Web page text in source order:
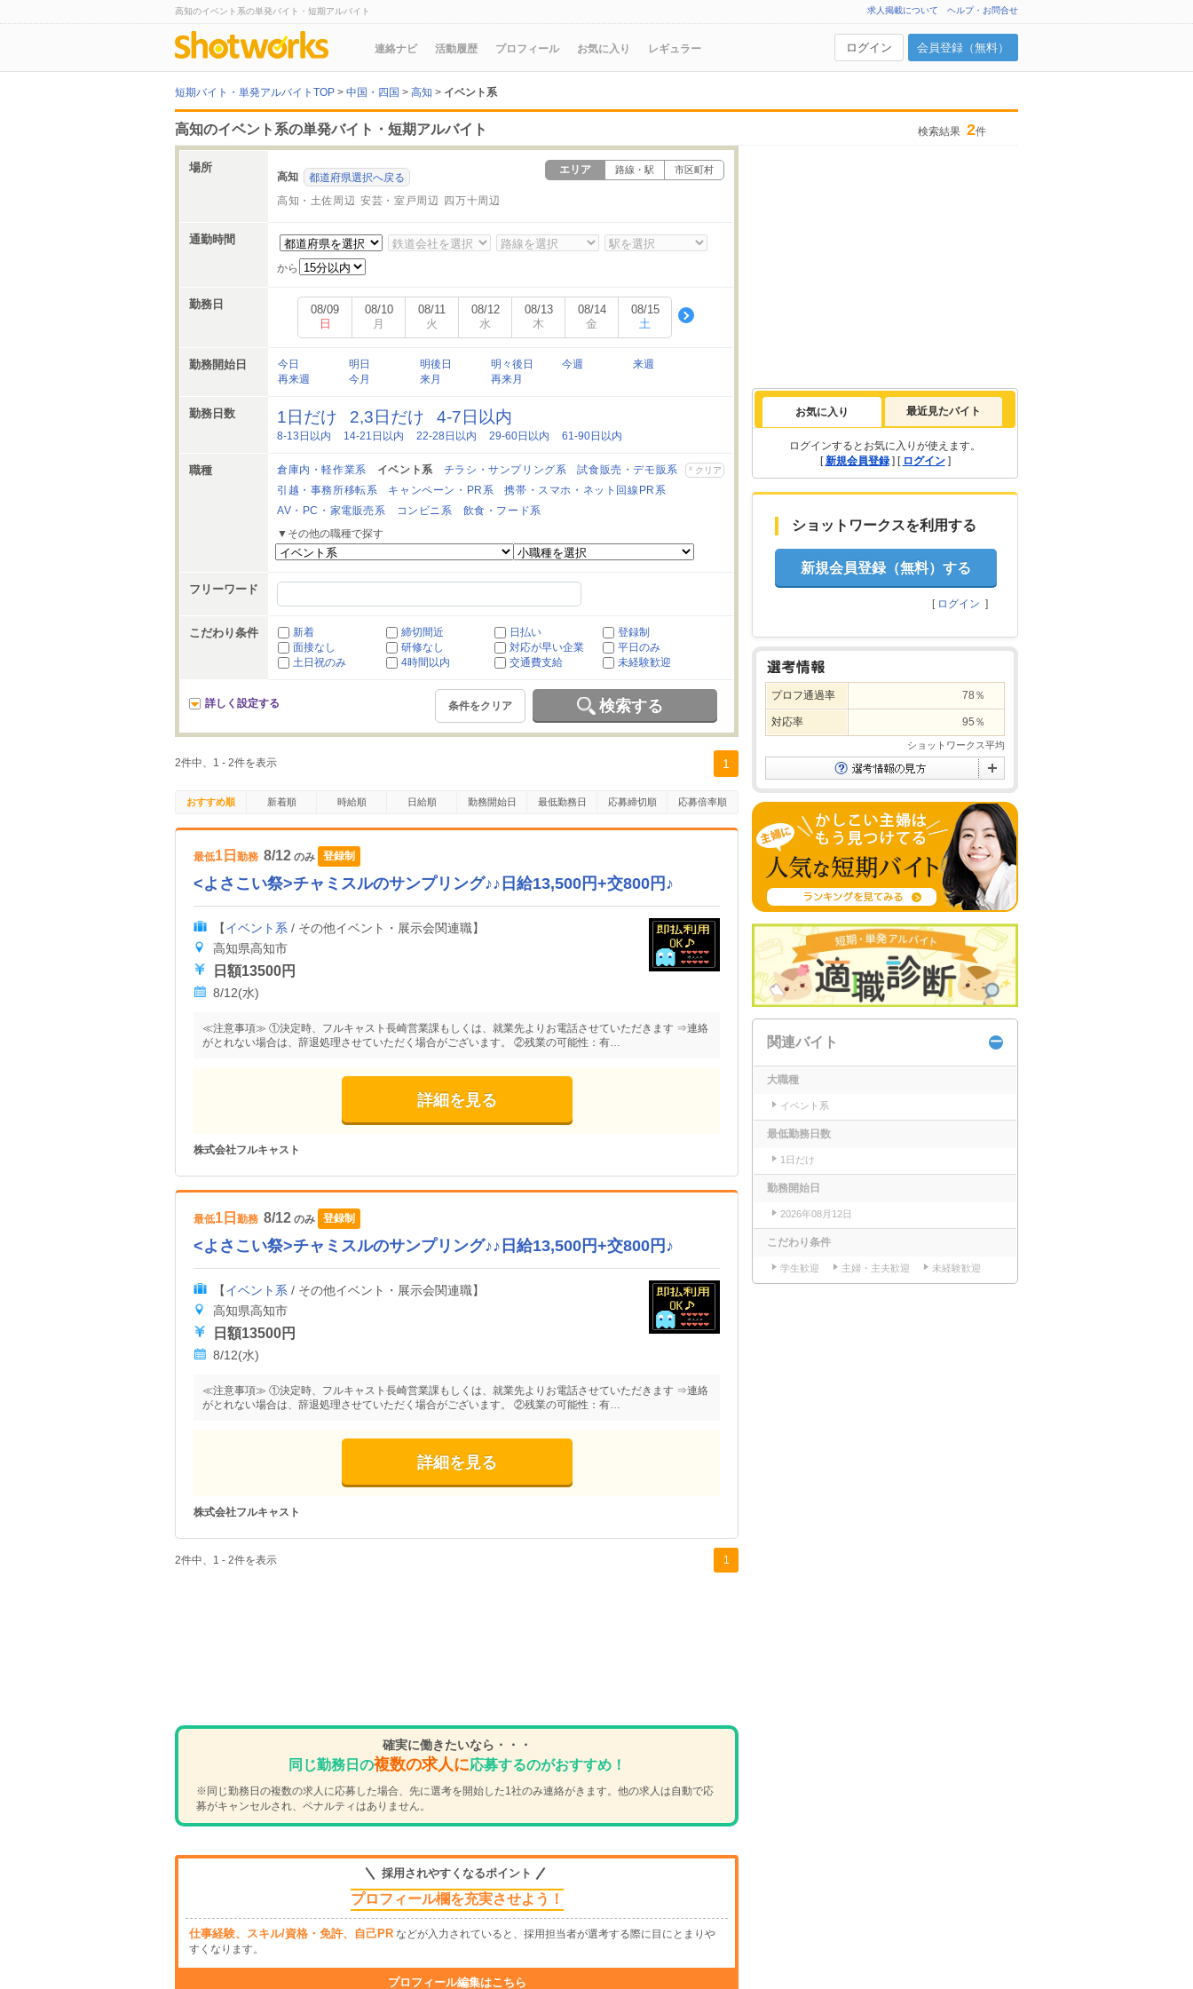
高知のイベント系の単発バイト・短期アルバイト 求人掲載について ヘルプ・お問合せ
連絡ナビ 活動履歴 プロフィール お気に入り レギュラー ログイン 会員登録（無料）
短期バイト・単発アルバイトTOP > 中国・四国 > 高知 > イベント系
高知のイベント系の単発バイト・短期アルバイト 検索結果 2件
場所 エリア 路線・駅 市区町村
高知
都道府県選択へ戻る
高知・土佐周辺 安芸・室戸周辺 四万十周辺
通勤時間
から
勤務日
08/09
日
08/10
月
08/11
火
08/12
水
08/13
木
08/14
金
08/15
土
勤務開始日 今日 明日 明後日 明々後日 今週
来週
再来週
今月 来月 再来月
勤務日数 1日だけ 2,3日だけ 4-7日以内
8-13日以内 14-21日以内 22-28日以内 29-60日以内 61-90日以内
職種 倉庫内・軽作業系 イベント系 チラシ・サンプリング系
試食販売・デモ販系
引越・事務所移転系
キャンペーン・PR系
携帯・スマホ・ネット回線PR系
AV・PC・家電販売系
コンビニ系
飲食・フード系
▼その他の職種で探す
クリア
フリーワード
こだわり条件 新着 締切間近 日払い
登録制
面接なし
研修なし 対応が早い企業
平日のみ
土日祝のみ
4時間以内 交通費支給 未経験歓迎
詳しく設定する 条件をクリア 検索する
2件中、1 - 2件を表示 1
おすすめ順 新着順 時給順 日給順 勤務開始日 最低勤務日 応募締切順 応募倍率順
最低1日 勤務 8/12 のみ 登録制
<よさこい祭>チャミスルのサンプリング♪♪日給13,500円+交800円♪
【イベント系 / その他イベント・展示会関連職】
高知県高知市
日額13500円
8/12(水)
≪注意事項≫ ①決定時、フルキャスト長崎営業課もしくは、就業先よりお電話させていただきます ⇒連絡
がとれない場合は、辞退処理させていただく場合がございます。 ②残業の可能性：有…
詳細を見る
株式会社フルキャスト
最低1日 勤務 8/12 のみ 登録制
<よさこい祭>チャミスルのサンプリング♪♪日給13,500円+交800円♪
【イベント系 / その他イベント・展示会関連職】
高知県高知市
日額13500円
8/12(水)
≪注意事項≫ ①決定時、フルキャスト長崎営業課もしくは、就業先よりお電話させていただきます ⇒連絡
がとれない場合は、辞退処理させていただく場合がございます。 ②残業の可能性：有…
詳細を見る
株式会社フルキャスト
2件中、1 - 2件を表示 1
確実に働きたいなら・・・
同じ勤務日の複数の求人に応募するのがおすすめ！
※同じ勤務日の複数の求人に応募した場合、先に選考を開始した1社のみ連絡がきます。他の求人は自動で応
募がキャンセルされ、ペナルティはありません。
採用されやすくなるポイント
プロフィール欄を充実させよう！
仕事経験、スキル/資格・免許、自己PR などが入力されていると、採用担当者が選考する際に目にとまりや
すくなります。
プロフィール編集はこちら
お気に入り 最近見たバイト
ログインするとお気に入りが使えます。
[新規会員登録] [ ログイン]
ショットワークスを利用する
新規会員登録（無料）する
[ ログイン ]
プロフ通過率 78％
対応率 95％
ショットワークス平均
関連バイト
大職種
イベント系
最低勤務日数
1日だけ
勤務開始日
2026年08月12日
こだわり条件
学生歓迎 主婦・主夫歓迎 未経験歓迎